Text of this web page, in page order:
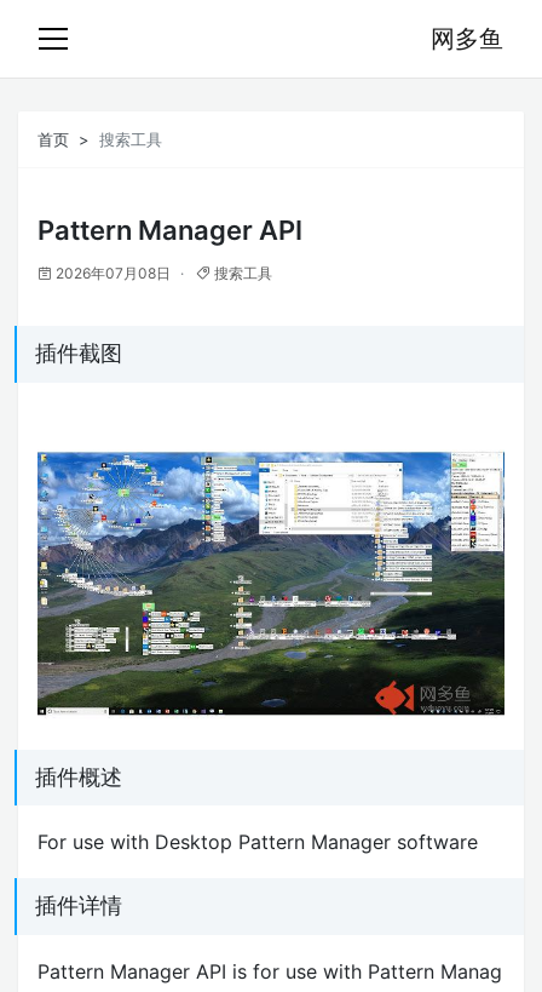
网多鱼
首页 搜索工具
Pattern Manager API
2026年07月08日 搜索工具
插件截图
插件概述
For use with Desktop Pattern Manager software
插件详情
Pattern Manager API is for use with Pattern Manag